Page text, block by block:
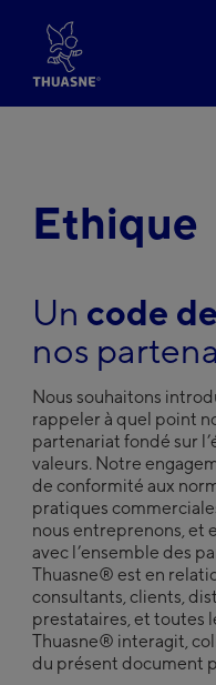
Notre Groupe
Expertise
Engagements
Carrières
Faire
une
recherche
Belgium
Français
Czech Republic
France
Français
Germany
Deutsch
Hungary
Magyar
Italy
Italiano
Japan
日本語
Kazakhstan
Русский
Middle-East
Ethique
Un code
nos
Nous souhaitons
rappeler à quel point
partenariat fondé sur
valeurs. Notre
de conformité aux
pratiques
nous entreprenons, et
avec l’ensemble des
Thuasne® est en
consultants, clients,
prestataires, et toutes
Thuasne® interagit,
du présent document